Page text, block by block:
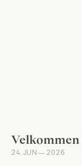
24. JUN — 2026